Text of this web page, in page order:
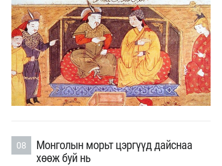
08
Монголын морьт цэргүүд дайснаа
хөөж буй нь